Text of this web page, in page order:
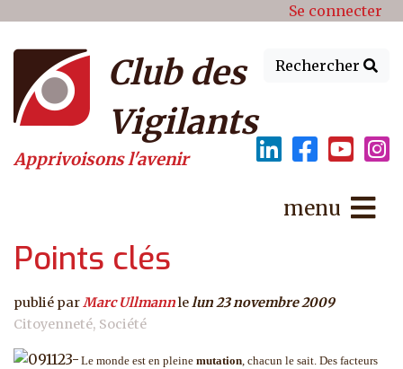
Menu du compte de Se connecter
Rechercher
Club des
Vigilants
Apprivoisons l'avenir
menu
Points clés
publié parMarc Ullmannlelun 23 novembre 2009
Citoyenneté Société
Le monde est en pleine mutation, chacun le sait. Des facteurs